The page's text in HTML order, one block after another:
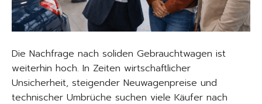
Die Nachfrage nach soliden Gebrauchtwagen ist
weiterhin hoch. In Zeiten wirtschaftlicher
Unsicherheit, steigender Neuwagenpreise und
technischer Umbrüche suchen viele Käufer nach